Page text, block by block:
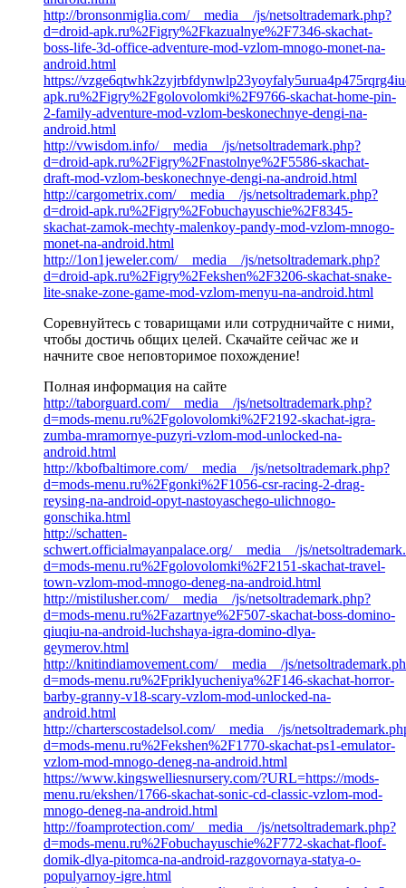
http://bronsonmiglia.com/__media__/js/netsoltrademark.php?
d=droid-apk.ru%2Figry%2Fkazualnye%2F7346-skachat-
boss-life-3d-office-adventure-mod-vzlom-mnogo-monet-na-
android.html
https://
apk.ru%2Figry%2Fgolovolomki%2F9766-skachat-home-pin-
2-family-adventure-mod-vzlom-beskonechnye-dengi-na-
android.html
http://vwisdom.info/__media__/js/netsoltrademark.php?
d=droid-apk.ru%2Figry%2Fnastolnye%2F5586-skachat-
draft-mod-vzlom-beskonechnye-dengi-na-android.html
http://cargometrix.com/__media__/js/netsoltrademark.php?
d=droid-apk.ru%2Figry%2Fobuchayuschie%2F8345-
skachat-zamok-mechty-malenkoy-pandy-mod-vzlom-mnogo-
monet-na-android.html
http://1on1jeweler.com/__media__/js/netsoltrademark.php?
d=droid-apk.ru%2Figry%2Fekshen%2F3206-skachat-snake-
lite-snake-zone-game-mod-vzlom-menyu-na-android.html
Соревнуйтесь с товарищами или сотрудничайте с ними,
чтобы достичь общих целей. Скачайте сейчас же и
начните свое неповторимое похождение!
Полная информация на сайте
http://taborguard.com/__media__/js/netsoltrademark.php?
d=mods-menu.ru%2Fgolovolomki%2F2192-skachat-igra-
zumba-mramornye-puzyri-vzlom-mod-unlocked-na-
android.html
http://kbofbaltimore.com/__media__/js/netsoltrademark.php?
d=mods-menu.ru%2Fgonki%2F1056-csr-racing-2-drag-
reysing-na-android-opyt-nastoyaschego-ulichnogo-
gonschika.html
http://schatten-
schwert.officialmayanpalace.org/__media__/js/
d=mods-menu.ru%2Fgolovolomki%2F2151-skachat-travel-
town-vzlom-mod-mnogo-deneg-na-android.html
http://mistilusher.com/__media__/js/netsoltrademark.php?
d=mods-menu.ru%2Fazartnye%2F507-skachat-boss-domino-
qiuqiu-na-android-luchshaya-igra-domino-dlya-
geymerov.html
http://knitindiamovement.com/__media__/js/
d=mods-menu.ru%2Fpriklyucheniya%2F146-skachat-horror-
barby-granny-v18-scary-vzlom-mod-unlocked-na-
android.html
http://charterscostadelsol.com/__media__/js/
d=mods-menu.ru%2Fekshen%2F1770-skachat-ps1-emulator-
vzlom-mod-mnogo-deneg-na-android.html
https://www.kingswelliesnursery.com/?URL=https://mods-
menu.ru/ekshen/1766-skachat-sonic-cd-classic-vzlom-mod-
mnogo-deneg-na-android.html
http://foamprotection.com/__media__/js/netsoltrademark.php?
d=mods-menu.ru%2Fobuchayuschie%2F772-skachat-floof-
domik-dlya-pitomca-na-android-razgovornaya-statya-o-
populyarnoy-igre.html